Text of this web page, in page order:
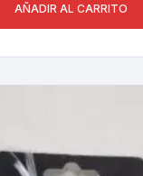
AÑADIR AL CARRITO